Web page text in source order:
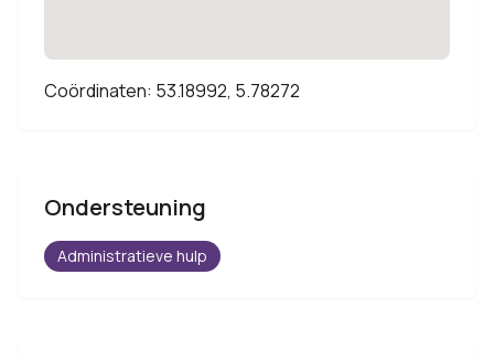
Coördinaten: 53.18992, 5.78272
Ondersteuning
Administratieve hulp